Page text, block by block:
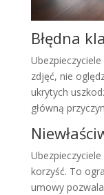
Błędna
zdjęć, nie
ukrytych
główną
korzyść. To
umowy